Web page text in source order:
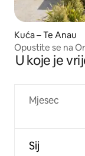
Kuća – Te Anau
Opustite se na
U koje je
Mjesec
Sij